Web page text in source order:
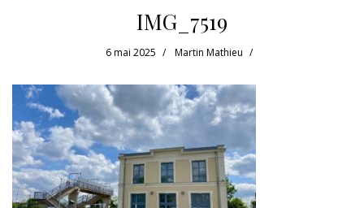
IMG_7519
6 mai 2025 Martin Mathieu